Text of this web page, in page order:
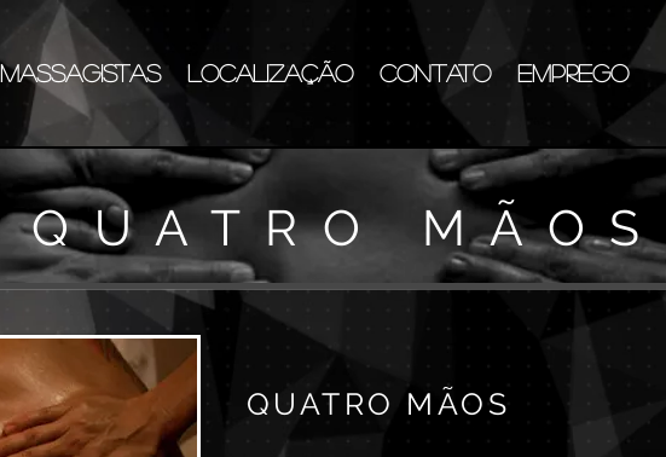
MASSAGISTAS LOCALIZAÇÃO CONTATO EMPREGO
QUATRO MÃOS
QUATRO MÃOS